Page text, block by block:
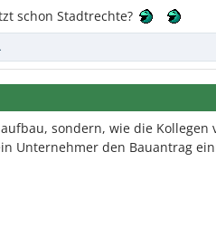
schon Stadtrechte?
sondern, wie die
Unternehmer den Bauantrag